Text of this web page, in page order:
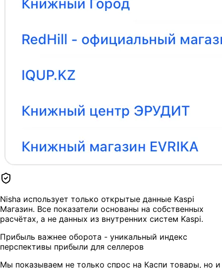
Nisha использует только открытые данные Kaspi
Магазин. Все показатели основаны на собственных
расчётах, а не данных из внутренних систем Kaspi.
Прибыль важнее оборота - уникальный индекс
перспективы прибыли для селлеров
Мы показываем не только спрос на Каспи товары, но и